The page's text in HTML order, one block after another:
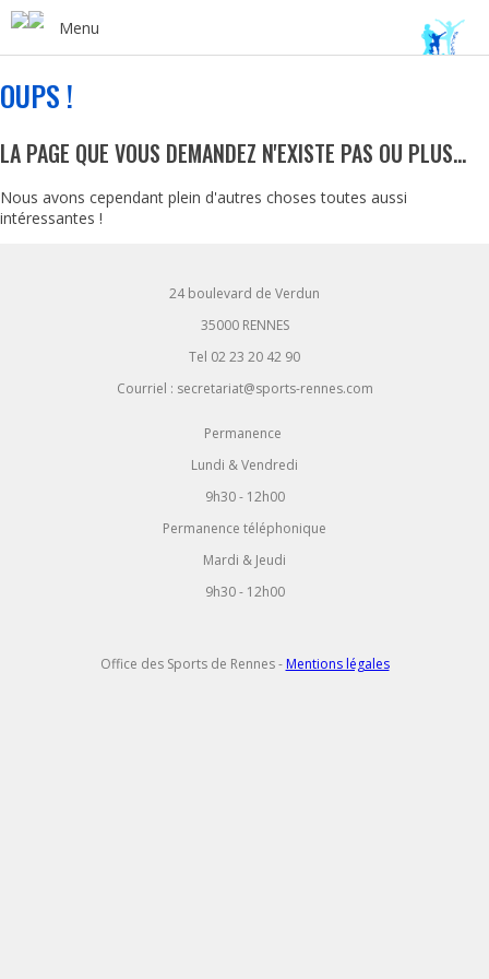
Menu
OUPS !
LA PAGE QUE VOUS DEMANDEZ N'EXISTE PAS OU PLUS...
Nous avons cependant plein d'autres choses toutes aussi
intéressantes !
24 boulevard de Verdun
35000 RENNES
Tel 02 23 20 42 90
Courriel : secretariat@sports-rennes.com
Permanence
Lundi & Vendredi
9h30 - 12h00
Permanence téléphonique
Mardi & Jeudi
9h30 - 12h00
Office des Sports de Rennes - Mentions légales